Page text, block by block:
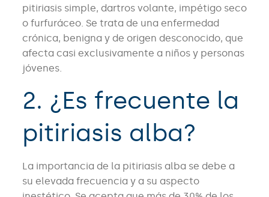
pitiriasis simple, dartros volante, impétigo seco
o furfuráceo. Se trata de una enfermedad
crónica, benigna y de origen desconocido, que
afecta casi exclusivamente a niños y personas
jóvenes.
2. ¿Es frecuente la
pitiriasis alba?
La importancia de la pitiriasis alba se debe a
su elevada frecuencia y a su aspecto